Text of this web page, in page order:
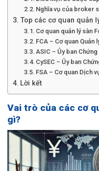
Nghĩa vụ của broker
Top các cơ quan quản
Cơ quan quản lý sàn
FCA – Cơ quan Quản
ASIC – Ủy ban
CySEC – Ủy ban
FSA – Cơ quan Dịch
Lời kết
Vai trò của các cơ
gì?